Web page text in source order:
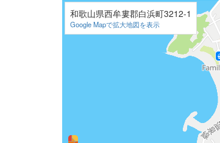
和歌山県西牟婁郡白浜町3212-1
Google Mapで拡大地図を表示